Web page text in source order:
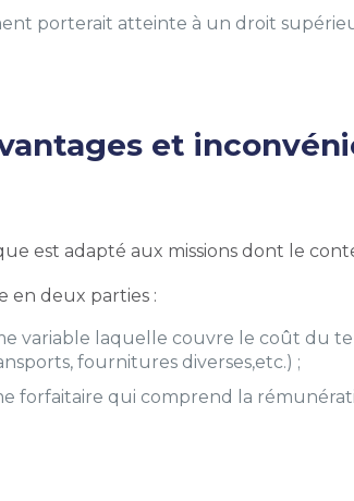
porterait atteinte à un droit
et
est adapté aux missions dont le
en deux parties :
variable laquelle couvre le coût du
fournitures diverses,etc.) ;
forfaitaire qui comprend la